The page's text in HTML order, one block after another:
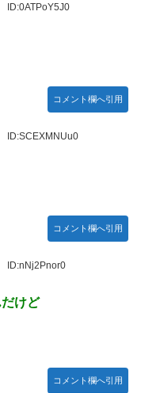
ID:0ATPoY5J0
コメント欄へ引用
ID:SCEXMNUu0
コメント欄へ引用
ID:nNj2Pnor0
けど
コメント欄へ引用